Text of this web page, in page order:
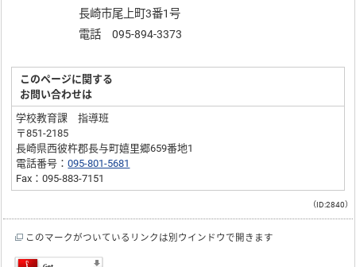
長崎市尾上町3番1号
電話 095-894-3373
このページに関する
お問い合わせは
学校教育課 指導班
〒851-2185
長崎県西彼杵郡長与町嬉里郷659番地1
電話番号：095-801-5681
Fax：095-883-7151
（ID:2840）
このマークがついているリンクは別ウインドウで開きます